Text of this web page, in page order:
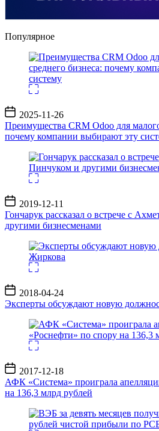
Популярное
Дата
записи
2025-11-26
Преимущества CRM Odoo для
почему компании выбирают эту
Дата
записи
2019-12-11
Гончарук рассказал о встрече с
другими бизнесменами
Дата
записи
2018-04-24
Эксперты обсуждают новую
Дата
записи
2017-12-18
АФК «Система» проиграла
на 136,3 млрд рублей